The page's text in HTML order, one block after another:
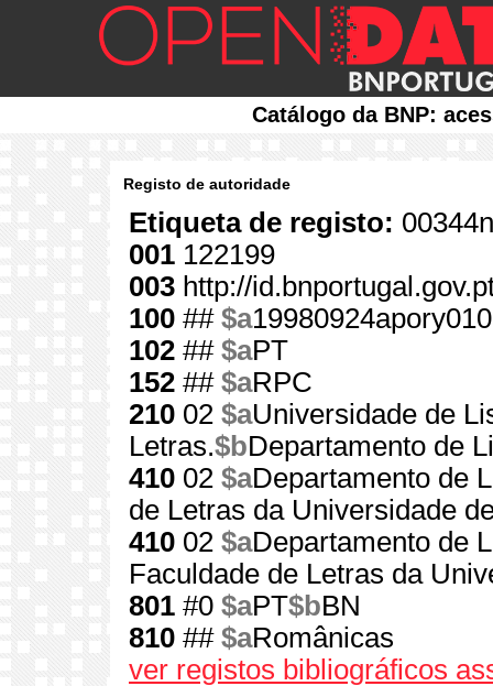
Catálogo da BNP:
Registo de autoridade
Etiqueta de registo:
001 122199
003 http://
100 ## $a
102 ## $aPT
152 ## $aRPC
210 02 $aUniversidade de
Letras.$bDepartamento de
410 02 $aDepartamento de
de Letras da Universidade
410 02 $aDepartamento de
Faculdade de Letras da
801 #0 $aPT$bBN
810 ## $aRomânicas
ver registos bibliográficos